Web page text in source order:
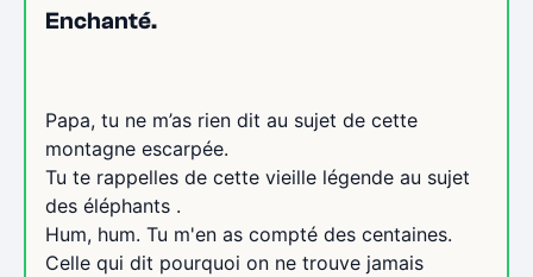
Enchanté.
Papa, tu ne m’as rien dit au sujet de cette
montagne escarpée.
Tu te rappelles de cette vieille légende au sujet
des éléphants .
Hum, hum. Tu m'en as compté des centaines.
Celle qui dit pourquoi on ne trouve jamais